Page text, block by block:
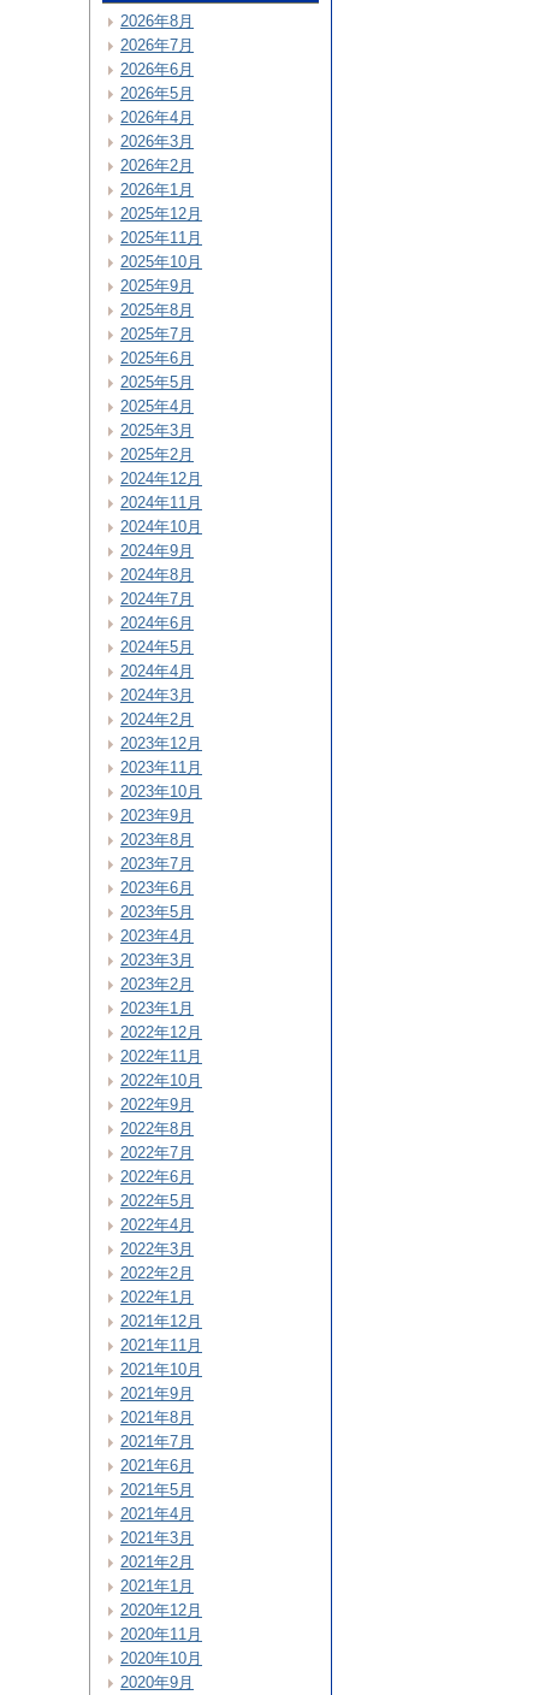
2026年8月
2026年7月
2026年6月
2026年5月
2026年4月
2026年3月
2026年2月
2026年1月
2025年12月
2025年11月
2025年10月
2025年9月
2025年8月
2025年7月
2025年6月
2025年5月
2025年4月
2025年3月
2025年2月
2024年12月
2024年11月
2024年10月
2024年9月
2024年8月
2024年7月
2024年6月
2024年5月
2024年4月
2024年3月
2024年2月
2023年12月
2023年11月
2023年10月
2023年9月
2023年8月
2023年7月
2023年6月
2023年5月
2023年4月
2023年3月
2023年2月
2023年1月
2022年12月
2022年11月
2022年10月
2022年9月
2022年8月
2022年7月
2022年6月
2022年5月
2022年4月
2022年3月
2022年2月
2022年1月
2021年12月
2021年11月
2021年10月
2021年9月
2021年8月
2021年7月
2021年6月
2021年5月
2021年4月
2021年3月
2021年2月
2021年1月
2020年12月
2020年11月
2020年10月
2020年9月